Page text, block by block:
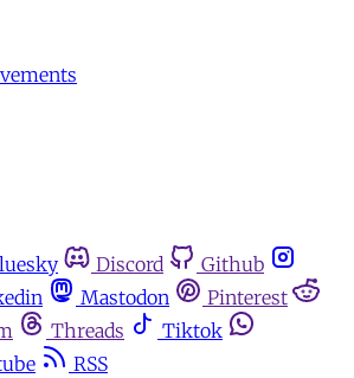
Discord
Github
Mastodon
Pinterest
Threads
Tiktok
RSS